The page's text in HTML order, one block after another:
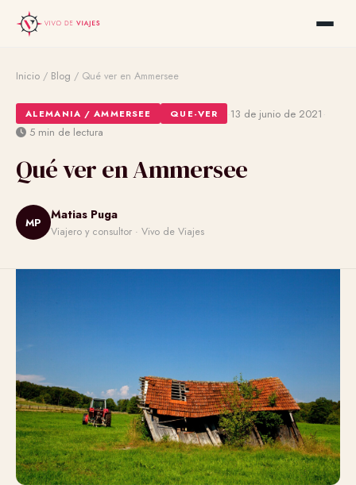
Inicio / Blog / Qué ver en Ammersee
ALEMANIA / AMMERSEE QUE-VER 13 de junio de 2021
5 min de lectura
Qué ver en Ammersee
MP
Matias Puga
Viajero y consultor · Vivo de Viajes